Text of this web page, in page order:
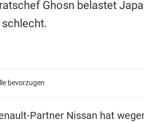
Ghosn belastet
bevorzugen
Partner Nissan hat